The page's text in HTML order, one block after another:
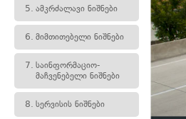
5. ამკრძალავი ნიშნები
6. მიმთითებელი ნიშნები
7. საინფორმაციო-
მაჩვენებელი ნიშნები
8. სერვისის ნიშნები